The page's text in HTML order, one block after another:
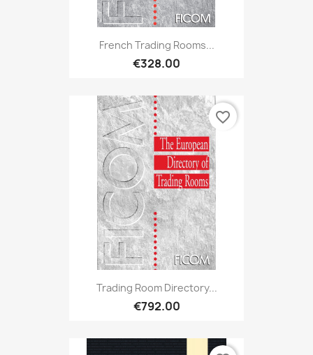
French Trading Rooms...
€328.00
Trading Room Directory...
€792.00
favorite_border